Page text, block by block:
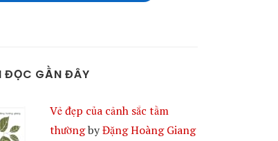
ĐỌC GẦN ĐÂY
Vẻ đẹp của cảnh sắc tầm
thườngbyĐặng Hoàng Giang